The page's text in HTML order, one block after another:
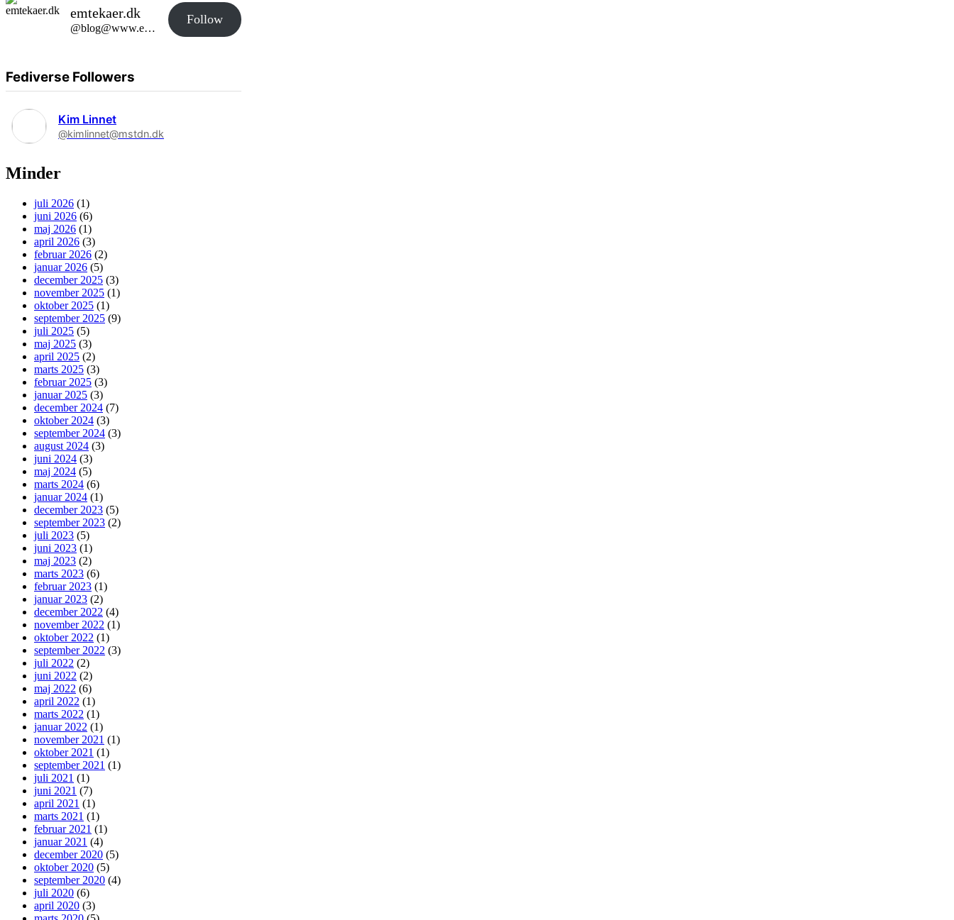
emtekaer.dk
@blog@www.emtekaer.dk
Follow
Fediverse Followers
Kim Linnet
@kimlinnet@mstdn.dk
Minder
juli 2026 (1)
juni 2026 (6)
maj 2026 (1)
april 2026 (3)
februar 2026 (2)
januar 2026 (5)
december 2025 (3)
november 2025 (1)
oktober 2025 (1)
september 2025 (9)
juli 2025 (5)
maj 2025 (3)
april 2025 (2)
marts 2025 (3)
februar 2025 (3)
januar 2025 (3)
december 2024 (7)
oktober 2024 (3)
september 2024 (3)
august 2024 (3)
juni 2024 (3)
maj 2024 (5)
marts 2024 (6)
januar 2024 (1)
december 2023 (5)
september 2023 (2)
juli 2023 (5)
juni 2023 (1)
maj 2023 (2)
marts 2023 (6)
februar 2023 (1)
januar 2023 (2)
december 2022 (4)
november 2022 (1)
oktober 2022 (1)
september 2022 (3)
juli 2022 (2)
juni 2022 (2)
maj 2022 (6)
april 2022 (1)
marts 2022 (1)
januar 2022 (1)
november 2021 (1)
oktober 2021 (1)
september 2021 (1)
juli 2021 (1)
juni 2021 (7)
april 2021 (1)
marts 2021 (1)
februar 2021 (1)
januar 2021 (4)
december 2020 (5)
oktober 2020 (5)
september 2020 (4)
juli 2020 (6)
april 2020 (3)